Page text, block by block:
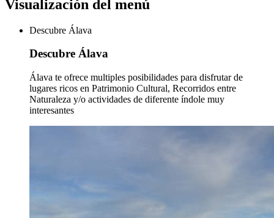
Visualización del menú
Descubre Álava
Descubre Álava
Álava te ofrece multiples posibilidades para disfrutar de
lugares ricos en Patrimonio Cultural, Recorridos entre
Naturaleza y/o actividades de diferente índole muy
interesantes